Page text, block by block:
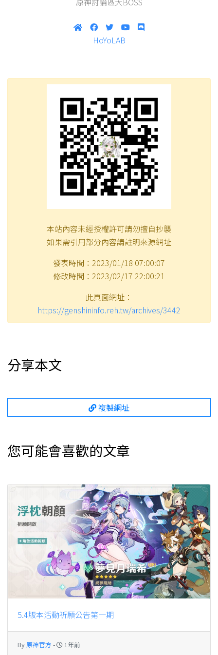
HoYoLAB
本站內容未經授權許可請勿擅自抄襲
如果需引用部分內容請註明來源網址
發表時間：2023/01/18 07:00:07
修改時間：2023/02/17 22:00:21
此頁面網址：
https://genshininfo.reh.tw/archives/3442
分享本文
複製網址
您可能會喜歡的文章
5.4版本活動祈願公告第一期
By原神官方 - 1年前